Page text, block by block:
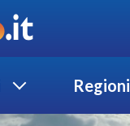
Regioni